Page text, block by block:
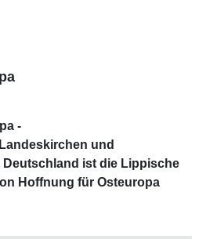
-
und
Deutschland ist die Lippische
Hoffnung für Osteuropa